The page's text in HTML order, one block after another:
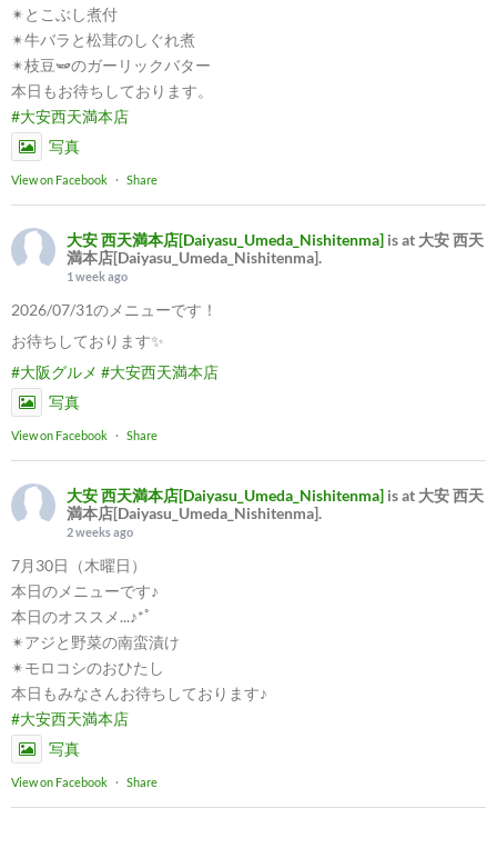
✴︎とこぶし煮付
✴︎牛バラと松茸のしぐれ煮
✴︎枝豆🫛のガーリックバター
本日もお待ちしております。
#大安西天満本店
写真
View on Facebook · Share
大安 西天満本店[Daiyasu_Umeda_Nishitenma] is at 大安 西天
満本店[Daiyasu_Umeda_Nishitenma].
1 week ago
2026/07/31のメニューです！
お待ちしております✨
#大阪グルメ #大安西天満本店
写真
View on Facebook · Share
大安 西天満本店[Daiyasu_Umeda_Nishitenma] is at 大安 西天
満本店[Daiyasu_Umeda_Nishitenma].
2 weeks ago
7月30日（木曜日）
本日のメニューです♪
本日のオススメ...♪*ﾟ
✴︎アジと野菜の南蛮漬け
✴︎モロコシのおひたし
本日もみなさんお待ちしております♪
#大安西天満本店
写真
View on Facebook · Share